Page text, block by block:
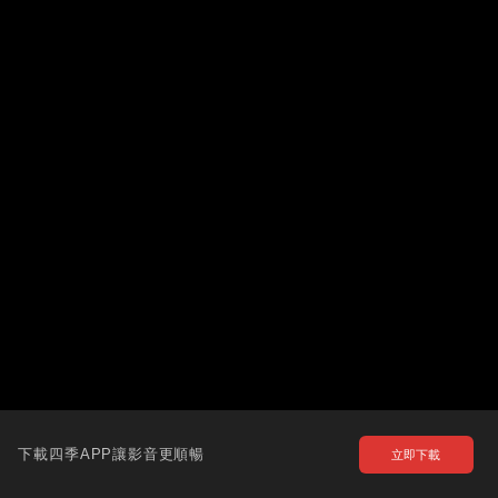
下載四季APP讓影音更順暢 立即下載